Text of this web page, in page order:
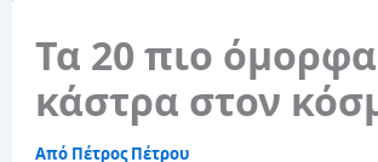
Τα 20 πιο όμορφα
κάστρα στον
Από Πέτρος Πέτρου